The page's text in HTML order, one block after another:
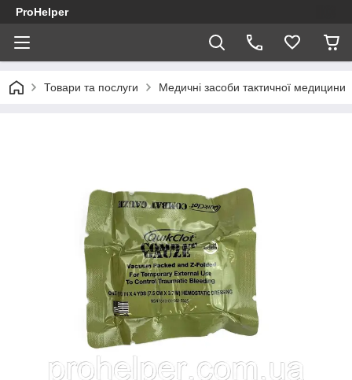
ProHelper
Товари та послуги Медичні засоби тактичної медицини